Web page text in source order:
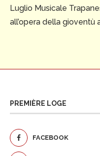
Luglio Musicale
all’opera della gioventù
PREMIÈRE LOGE
FACEBOOK